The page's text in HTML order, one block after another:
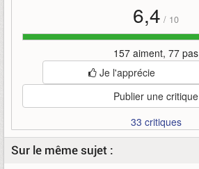
6,4 / 10
157 aiment, 77 pas
Je l'apprécie
Publier une critique
33 critiques
Sur le même sujet :